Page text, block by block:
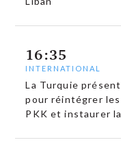
16:35
INTERNATIONAL
La Turquie
pour réintégrer
PKK et instaurer